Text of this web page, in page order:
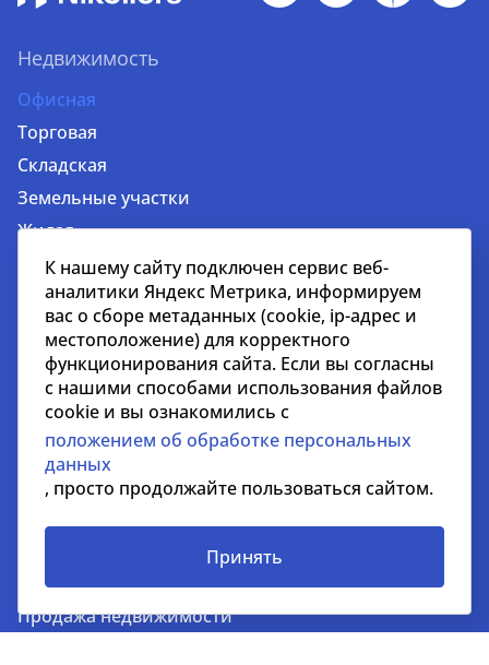
Недвижимость
Офисная
Торговая
Складская
Земельные участки
Жилая
Гостиничная
Недвижимость за рубежом
Услуги
Услуги для застройщиков и девелоперов
Управление недвижимостью
Управление строительными проектами
Стратегический консалтинг
Аренда недвижимости
Продажа недвижимости
К нашему сайту подключен сервис веб-
аналитики Яндекс Метрика, информируем
вас о сборе метаданных (cookie, ip-адрес и
местоположение) для корректного
функционирования сайта. Если вы согласны
с нашими способами использования файлов
cookie и вы ознакомились с
положением об обработке персональных
данных
, просто продолжайте пользоваться сайтом.
Принять